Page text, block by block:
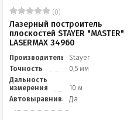
(0)
Лазерный построитель
плоскостей STAYER "MASTER"
LASERMAX 34960
Производитель
Stayer
Точность
0,5 мм
Дальность
измерения
10 м
Автовыравнивание
Да